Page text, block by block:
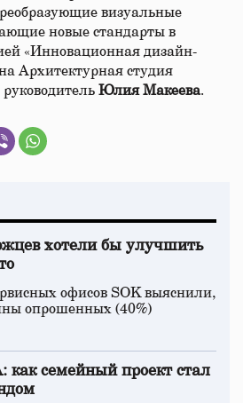
визуальные
новые стандарты в
«Инновационная дизайн-
Архитектурная студия
Юлия Макеева.
хотели бы улучшить
офисов SOK выяснили,
опрошенных (40%)
как семейный проект стал